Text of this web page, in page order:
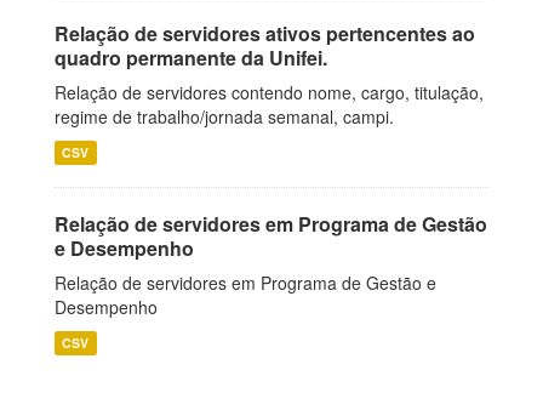
Relação de servidores ativos pertencentes ao
quadro permanente da Unifei.
Relação de servidores contendo nome, cargo, titulação,
regime de trabalho/jornada semanal, campi.
CSV
Relação de servidores em Programa de Gestão
e Desempenho
Relação de servidores em Programa de Gestão e
Desempenho
CSV